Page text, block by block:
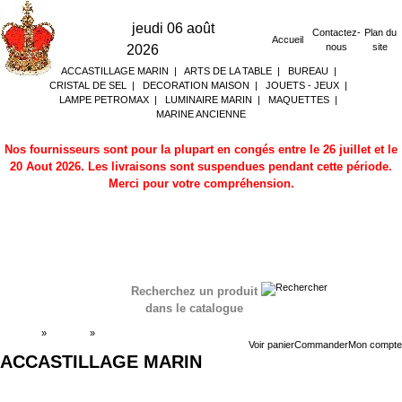
jeudi 06 août
2026
Accueil
Contactez-
nous
Plan du
site
ACCASTILLAGE MARIN | ARTS DE LA TABLE| BUREAU|
CRISTAL DE SEL
| DECORATION MAISON | JOUETS - JEUX |
LAMPE PETROMAX | LUMINAIRE MARIN | MAQUETTES |
MARINE ANCIENNE
Nos fournisseurs sont pour la plupart en congés entre le 26 juillet et le
20 Aout 2026. Les livraisons sont suspendues pendant cette période.
Merci pour votre compréhension.
Recherchez un produit
dans le catalogue
Voir panierCommanderMon compte
» »
ACCASTILLAGE MARIN